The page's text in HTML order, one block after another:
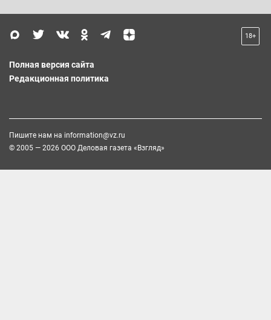
18+
Полная версия сайта
Редакционная политика
Пишите нам на information@vz.ru
© 2005 — 2026 ООО Деловая газета «Взгляд»